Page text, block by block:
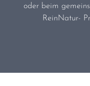
oder beim
ReinNatur-